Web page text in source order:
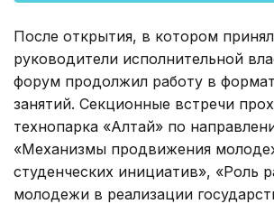
После открытия, в котором
руководители исполнительной
форум продолжил работу в
занятий. Секционные встречи
технопарка «Алтай» по
«Механизмы продвижения
студенческих инициатив», «Роль
молодежи в реализации